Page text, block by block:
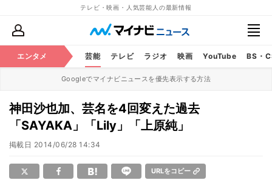
テレビ・映画・人気芸能人の最新情報
エンタメ 芸能 テレビ ラジオ 映画 YouTube BS・
Googleでマイナビニュースを優先表示する方法
神田沙也加、芸名を4回変えた過去
「SAYAKA」「Lily」「上原純」
掲載日 2014/06/28 14:34
URLをコピー